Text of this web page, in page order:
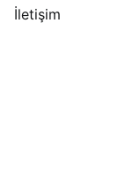
İletişim